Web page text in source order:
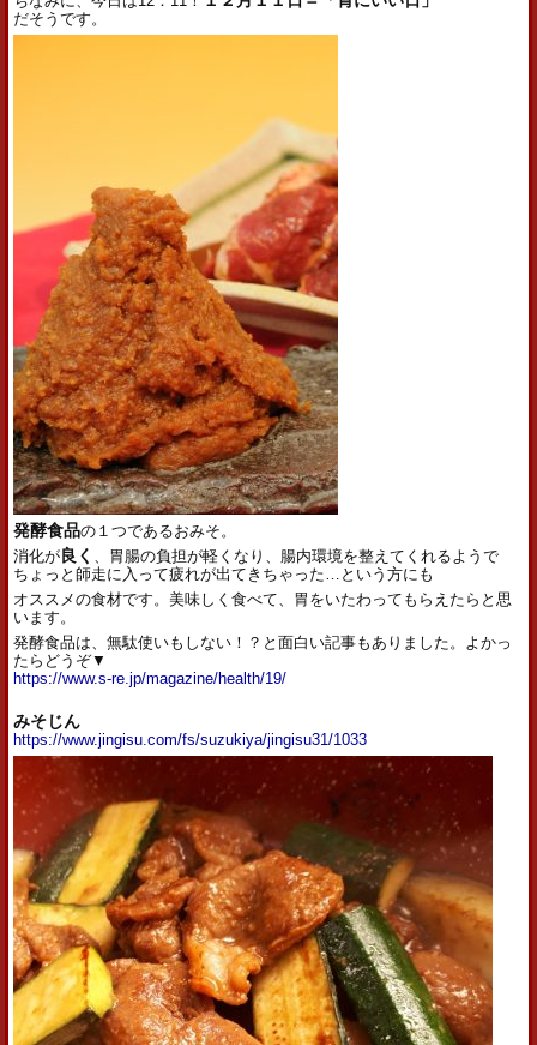
だそうです。
発酵食品の１つであるおみそ。
消化が良く
、胃腸の負担が軽くなり、腸内環境を整えてくれるようで
ちょっと師走に入って疲れが出てきちゃった…という方にも
オススメの食材です。美味しく食べて、胃をいたわってもらえたらと思
います。
発酵食品は、無駄使いもしない！？と面白い記事もありました。よかっ
たらどうぞ▼
https://www.s-re.jp/magazine/health/19/
みそじん
https://www.jingisu.com/fs/suzukiya/jingisu31/1033